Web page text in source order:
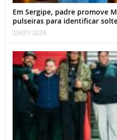
Em Sergipe, padre promove
pulseiras para identificar
29/07/ 2026